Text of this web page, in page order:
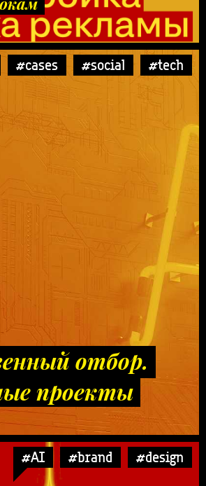
#cases #social #tech
отбор.
проекты
#AI #brand #design